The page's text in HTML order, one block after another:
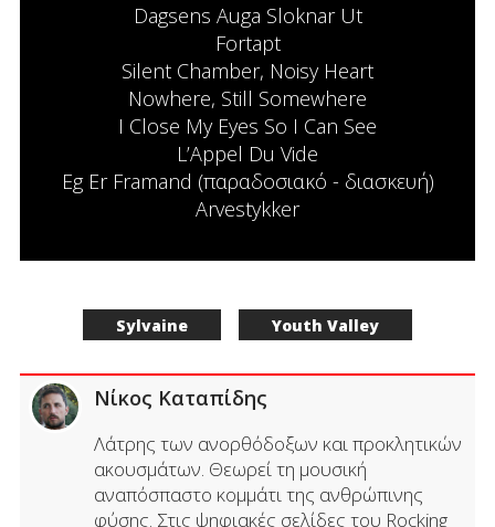
Dagsens Auga Sloknar Ut
Fortapt
Silent Chamber, Noisy Heart
Nowhere, Still Somewhere
I Close My Eyes So I Can See
L’Appel Du Vide
Eg Er Framand (παραδοσιακό - διασκευή)
Arvestykker
Sylvaine Youth Valley
Νίκος Καταπίδης
Λάτρης των ανορθόδοξων και προκλητικών
ακουσμάτων. Θεωρεί τη μουσική
αναπόσπαστο κομμάτι της ανθρώπινης
φύσης. Στις ψηφιακές σελίδες του Rocking